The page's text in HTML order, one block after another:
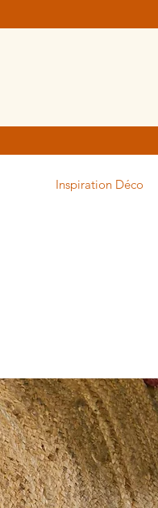
Inspiration Déco